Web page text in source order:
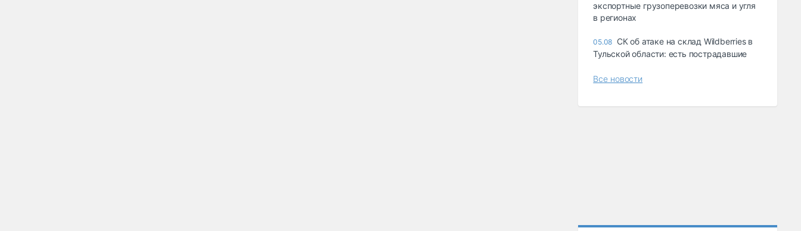
экспортные грузоперевозки мяса и угля
в регионах
05.08 СК об атаке на склад Wildberries в
Тульской области: есть пострадавшие
Все новости